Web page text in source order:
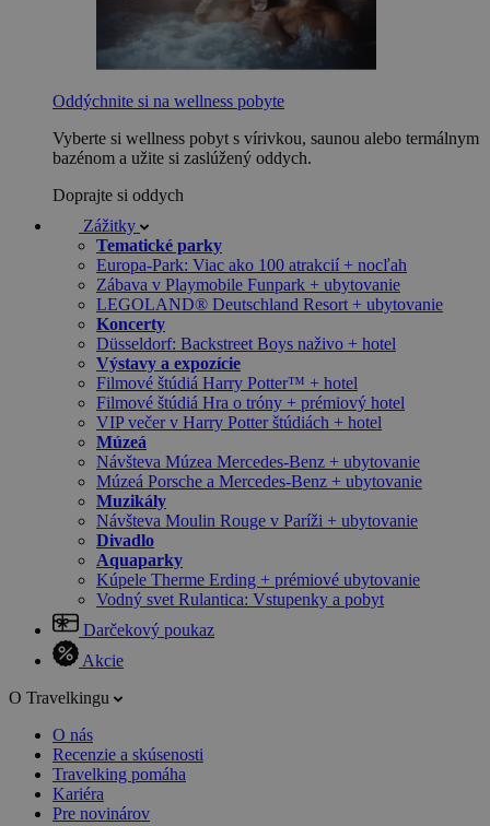
Oddýchnite si na wellness pobyte
Vyberte si wellness pobyt s vírivkou, saunou alebo termálnym
bazénom a užite si zaslúžený oddych.
Doprajte si oddych
Zážitky
Tematické parky
Europa-Park: Viac ako 100 atrakcií + nocľah
Zábava v Playmobile Funpark + ubytovanie
LEGOLAND® Deutschland Resort + ubytovanie
Koncerty
Düsseldorf: Backstreet Boys naživo + hotel
Výstavy a expozície
Filmové štúdiá Harry Potter™ + hotel
Filmové štúdiá Hra o tróny + prémiový hotel
VIP večer v Harry Potter štúdiách + hotel
Múzeá
Návšteva Múzea Mercedes-Benz + ubytovanie
Múzeá Porsche a Mercedes-Benz + ubytovanie
Muzikály
Návšteva Moulin Rouge v Paríži + ubytovanie
Divadlo
Aquaparky
Kúpele Therme Erding + prémiové ubytovanie
Vodný svet Rulantica: Vstupenky a pobyt
Darčekový poukaz
Akcie
O Travelkingu
O nás
Recenzie a skúsenosti
Travelking pomáha
Kariéra
Pre novinárov